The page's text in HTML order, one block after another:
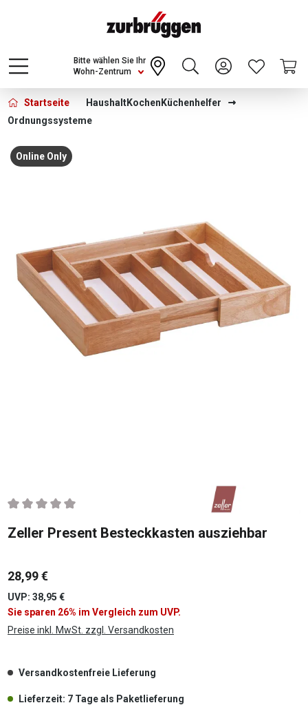
Choose a different country or region to see
content for your location and shop online
CONTINUE
Wohn-Zentrum
Bitte wählen Sie Ihr
Startseite HaushaltKochen Küchenhelfer
Ordnungssysteme
Bildergalerie überspringen
Online Only
Durchschnittliche Bewertung von 0 von 5 Sternen
Zeller Present Besteckkasten ausziehbar
28,99 €
UVP: 38,95 €
Sie sparen 26% im Vergleich zum UVP.
Preise inkl. MwSt. zzgl. Versandkosten
Versandkostenfreie Lieferung
Lieferzeit: 7 Tage als Paketlieferung